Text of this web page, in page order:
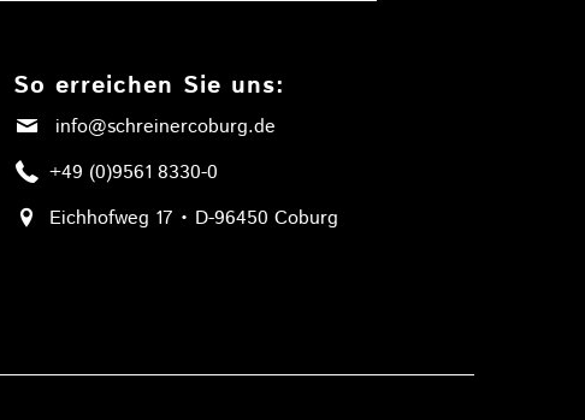
So erreichen Sie uns:
info@schreinercoburg.de
+49 (0)9561 8330-0
Eichhofweg 17 • D-96450 Coburg